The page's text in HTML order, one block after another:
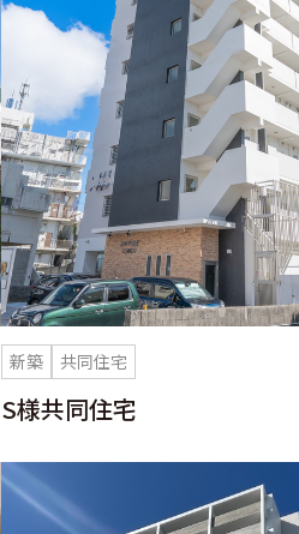
新築 共同住宅
S様共同住宅